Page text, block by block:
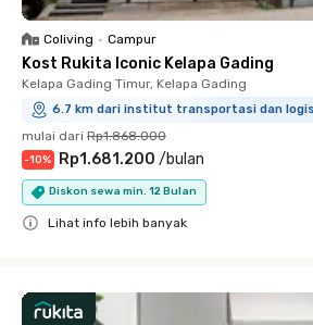
Coliving • Campur
Kost Rukita Iconic Kelapa Gading
Kelapa Gading Timur, Kelapa Gading
6.7 km dari institut transportasi dan
mulai dari Rp1.868.000
-10% Rp1.681.200 /bulan
Diskon sewa min. 12 Bulan
Lihat info lebih banyak